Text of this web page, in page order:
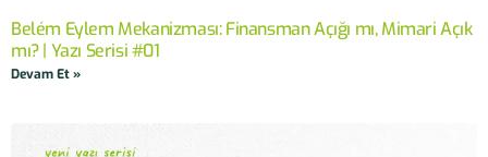
Belém Eylem Mekanizması: Finansman Açığı mı, Mimari Açık
mı? | Yazı Serisi #01
Devam Et »